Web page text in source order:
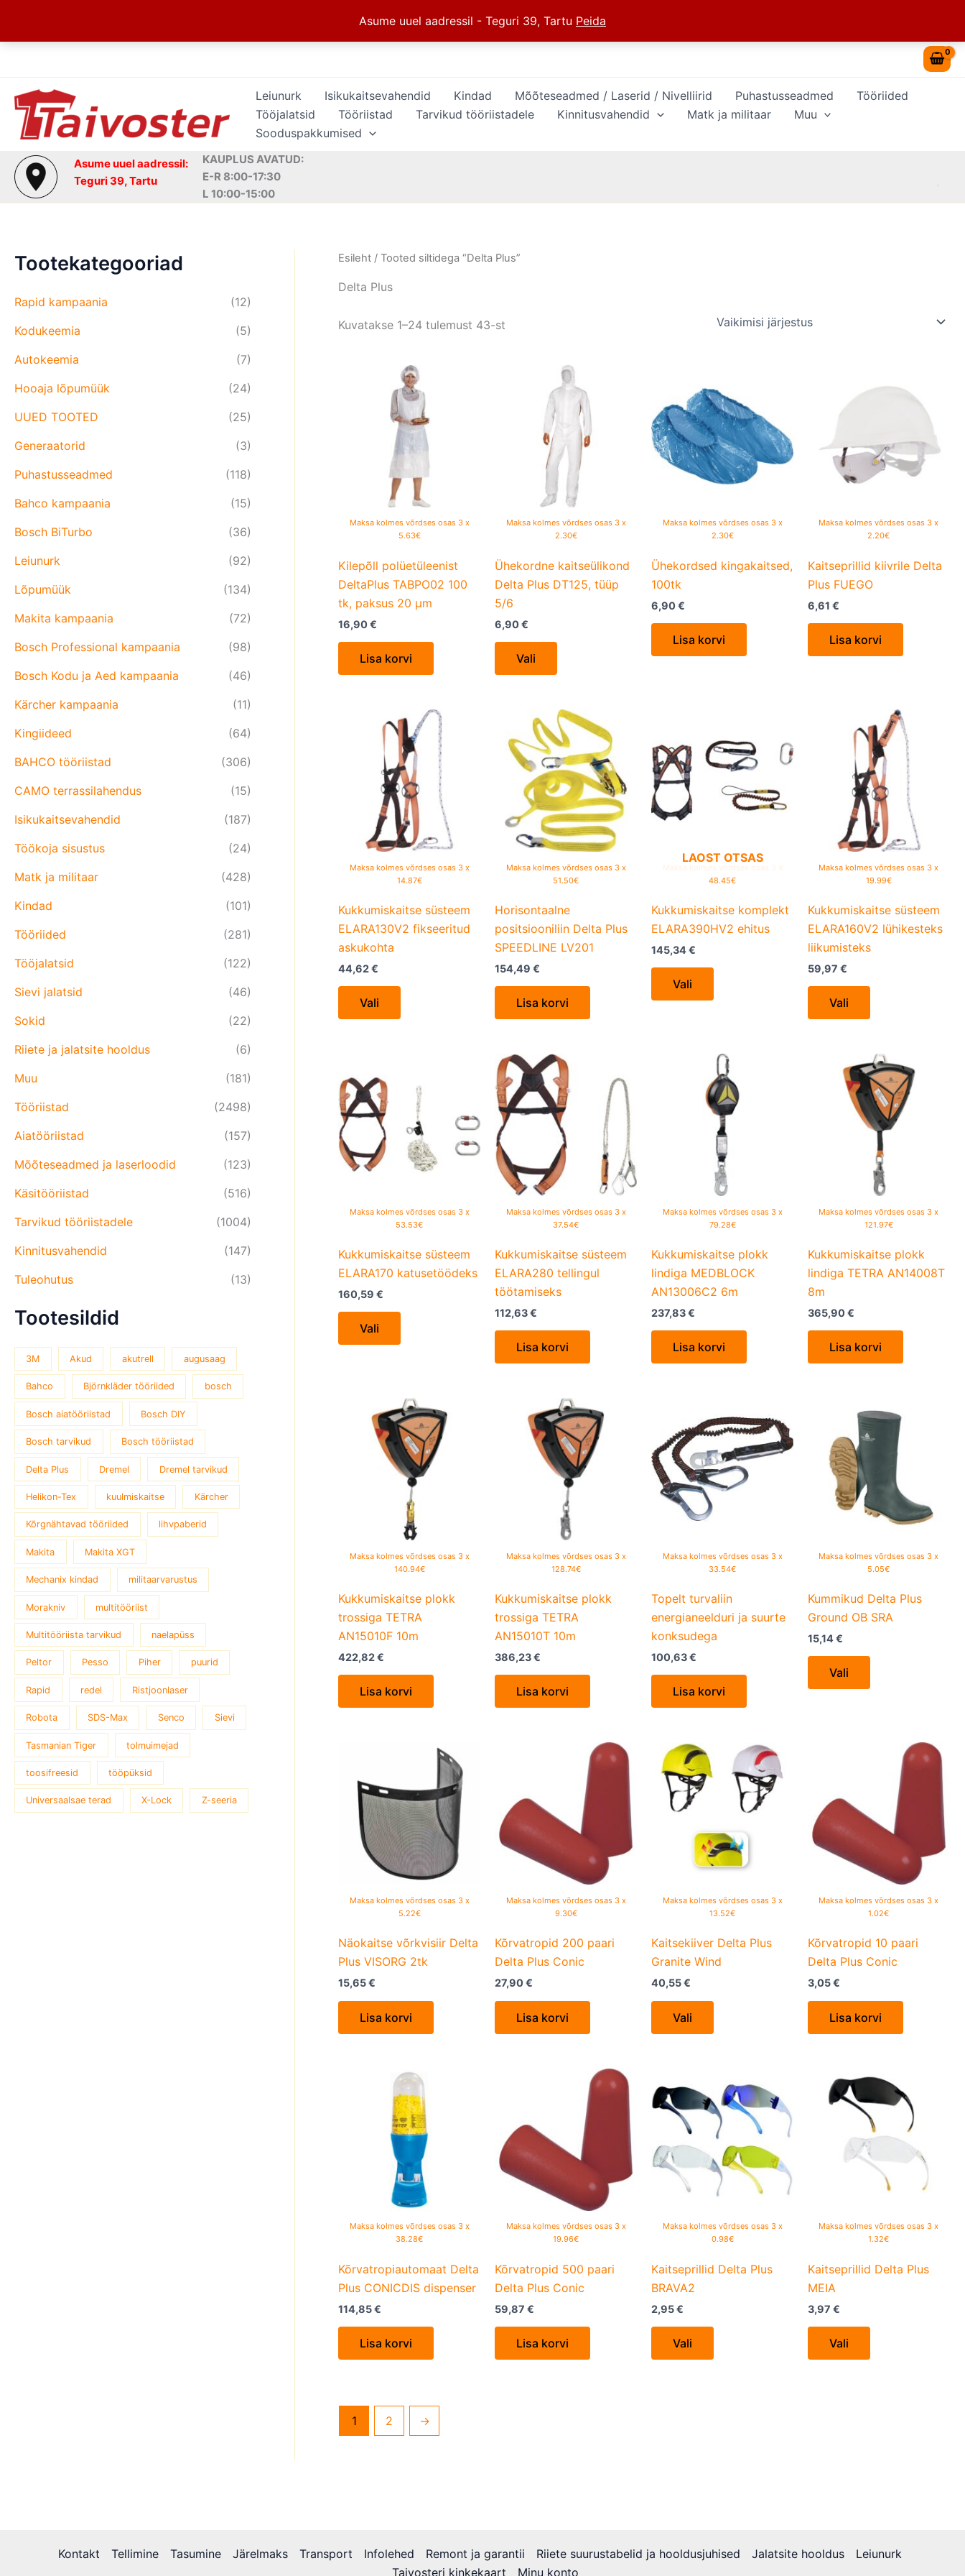
Asume uuel aadressil - Teguri 39, Tartu Peida
content
Leiunurk Isikukaitsevahendid Kindad Mõõteseadmed / Laserid / Nivelliirid Puhastusseadmed
Tööriided
Tööjalatsid
Tööriistad Tarvikud tööriistadele Kinnitusvahendid Matk ja militaar
Muu
Sooduspakkumised
Asume uuel aadressil:
Teguri 39, Tartu
KAUPLUS AVATUD:
E-R 8:00-17:30
L 10:00-15:00
Tootekategooriad
Rapid kampaania
(12)
Kodukeemia
(5)
Autokeemia
(7)
Hooaja lõpumüük
(24)
UUED TOOTED
(25)
Generaatorid
(3)
Puhastusseadmed
(118)
Bahco kampaania
(15)
Bosch BiTurbo
(36)
Leiunurk
(92)
Lõpumüük
(134)
Makita kampaania
(72)
Bosch Professional kampaania
(98)
Bosch Kodu ja Aed kampaania
(46)
Kärcher kampaania
(11)
Kingiideed
(64)
BAHCO tööriistad
(306)
CAMO terrassilahendus
(15)
Isikukaitsevahendid
(187)
Töökoja sisustus
(24)
Matk ja militaar
(428)
Kindad
(101)
Tööriided
(281)
Tööjalatsid
(122)
Sievi jalatsid
(46)
Sokid
(22)
Riiete ja jalatsite hooldus
(6)
Muu
(181)
Tööriistad
(2498)
Aiatööriistad
(157)
Mõõteseadmed ja laserloodid
(123)
Käsitööriistad
(516)
Tarvikud tööriistadele
(1004)
Kinnitusvahendid
(147)
Tuleohutus
(13)
Tootesildid
3M Akud akutrell augusaag
Bahco Björnkläder tööriided bosch
Bosch aiatööriistad Bosch DIY
Bosch tarvikud Bosch tööriistad
Delta Plus Dremel Dremel tarvikud
Helikon-Tex kuulmiskaitse Kärcher
Kõrgnähtavad tööriided lihvpaberid
Makita Makita XGT
Mechanix kindad militaarvarustus
Morakniv multitööriist
Multitööriista tarvikud naelapüss
Peltor Pesso Piher puurid
Rapid redel Ristjoonlaser
Robota SDS-Max Senco Sievi
Tasmanian Tiger tolmuimejad
toosifreesid tööpüksid
Universaalsae terad X-Lock Z-seeria
Esileht / Tooted siltidega “Delta Plus”
Delta Plus
Kuvatakse 1–24 tulemust 43-st
Maksa kolmes võrdses osas 3 x
5.63€
Kilepõll polüetüleenist
DeltaPlus TABPO02 100
tk, paksus 20 μm
16,90€
Lisa korvi
Maksa kolmes võrdses osas 3 x
2.30€
Ühekordne kaitseülikond
Delta Plus DT125, tüüp
5/6
6,90€
Vali
This
product
multiple
variants.
The
options
may
be
chosen
on
the
Maksa kolmes võrdses osas 3 x
2.30€
Ühekordsed kingakaitsed,
100tk
6,90€
Lisa korvi
Maksa kolmes võrdses osas 3 x
2.20€
Kaitseprillid kiivrile Delta
Plus FUEGO
6,61 €
Lisa korvi
Maksa kolmes võrdses osas 3 x
14.87€
Kukkumiskaitse süsteem
ELARA130V2 fikseeritud
askukohta
44,62€
Vali
This
product
has
multiple
variants.
The
options
may
be
chosen
on
the
Maksa kolmes võrdses osas 3 x
51.50€
Horisontaalne
positsiooniliin Delta Plus
SPEEDLINE LV201
154,49€
Lisa korvi
LAOST OTSAS
Maksa kolmes võrdses osas 3 x
48.45€
Kukkumiskaitse komplekt
ELARA390HV2 ehitus
145,34€
Vali
has
multiple
variants.
be
chosen
on
the
Maksa kolmes võrdses osas 3 x
19.99€
Kukkumiskaitse süsteem
ELARA160V2 lühikesteks
liikumisteks
59,97 €
Vali
This
product
has
multiple
variants.
The
options
may
be
chosen
on
the
product
Maksa kolmes võrdses osas 3 x
53.53€
Kukkumiskaitse süsteem
ELARA170 katusetöödeks
160,59€
Vali
has
multiple
variants.
The
options
be
chosen
on
the
Maksa kolmes võrdses osas 3 x
37.54€
Kukkumiskaitse süsteem
ELARA280 tellingul
töötamiseks
112,63€
Lisa korvi
Maksa kolmes võrdses osas 3 x
79.28€
Kukkumiskaitse plokk
lindiga MEDBLOCK
AN13006C2 6m
237,83€
Lisa korvi
Maksa kolmes võrdses osas 3 x
121.97€
Kukkumiskaitse plokk
lindiga TETRA AN14008T
8m
365,90€
Lisa korvi
Maksa kolmes võrdses osas 3 x
140.94€
Kukkumiskaitse plokk
trossiga TETRA
AN15010F 10m
422,82€
Lisa korvi
Maksa kolmes võrdses osas 3 x
128.74€
Kukkumiskaitse plokk
trossiga TETRA
AN15010T 10m
386,23€
Lisa korvi
Maksa kolmes võrdses osas 3 x
33.54€
Topelt turvaliin
energianeelduri ja suurte
konksudega
100,63€
Lisa korvi
Maksa kolmes võrdses osas 3 x
5.05€
Kummikud Delta Plus
Ground OB SRA
15,14 €
Vali
This
product
has
multiple
variants.
options
be
chosen
on
the
Maksa kolmes võrdses osas 3 x
5.22€
Näokaitse võrkvisiir Delta
Plus VISORG 2tk
15,65€
Lisa korvi
Maksa kolmes võrdses osas 3 x
9.30€
Kõrvatropid 200 paari
Delta Plus Conic
27,90€
Lisa korvi
Maksa kolmes võrdses osas 3 x
13.52€
Kaitsekiiver Delta Plus
Granite Wind
40,55€
Vali
product
multiple
The
options
be
chosen
on
the
Maksa kolmes võrdses osas 3 x
1.02€
Kõrvatropid 10 paari
Delta Plus Conic
3,05€
Lisa korvi
Maksa kolmes võrdses osas 3 x
38.28€
Kõrvatropiautomaat Delta
Plus CONICDIS dispenser
114,85€
Lisa korvi
Maksa kolmes võrdses osas 3 x
19.96€
Kõrvatropid 500 paari
Delta Plus Conic
59,87€
Lisa korvi
Maksa kolmes võrdses osas 3 x
0.98€
Kaitseprillid Delta Plus
BRAVA2
2,95€
Vali
product
has
multiple
variants.
The
options
be
chosen
on
Maksa kolmes võrdses osas 3 x
1.32€
Kaitseprillid Delta Plus
MEIA
3,97 €
Vali
This
product
has
multiple
variants.
The
options
be
chosen
on
1 2 →
Kontakt Tellimine Tasumine Järelmaks Transport Infolehed Remont ja garantii Riiete suurustabelid ja hooldusjuhised Jalatsite hooldus
Leiunurk
Taivosteri kinkekaart
Minu konto